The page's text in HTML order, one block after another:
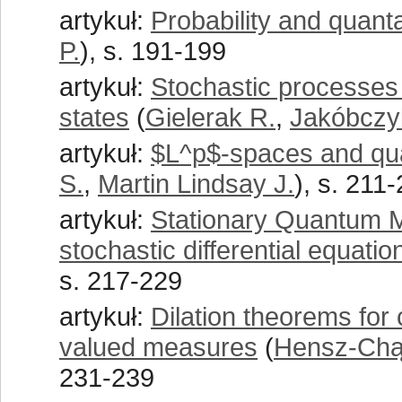
artykuł: Probability and
P.), s. 191-199
artykuł: Stochastic
states (Gielerak R.,
artykuł: $L^p$-spaces and
S., Martin Lindsay J.), s. 211-
artykuł: Stationary Quantum
stochastic differential
s. 217-229
artykuł: Dilation theorems for
valued measures (Hensz-
231-239